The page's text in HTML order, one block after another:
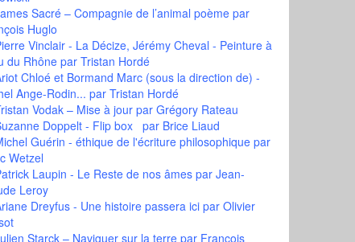
Sacré – Compagnie de l’animal poèmepar
Huglo
Vinclair - La Décize, Jérémy Cheval - Peinture à
du Rhônepar Tristan Hordé
Chloé et Bormand Marc (sous la direction de) -
Ange-Rodin... par Tristan Hordé
Vodak – Mise à jourpar Grégory Rateau
Doppelt - Flip box
par Brice Liaud
Guérin - éthique de l'écriture philosophiquepar
Wetzel
Laupin - Le Reste de nos âmespar Jean-
Leroy
Dreyfus - Une histoire passera icipar Olivier
Starck – Naviguer sur la terrepar François